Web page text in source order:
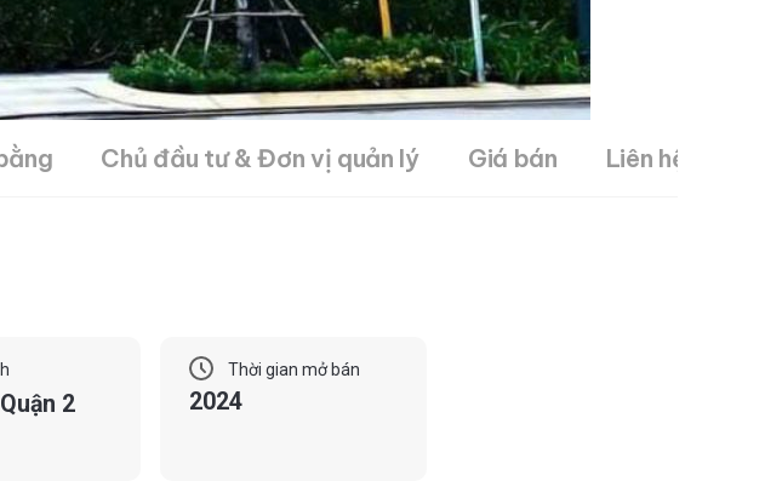
Chủ đầu tư & Đơn vị quản lý Giá bán Liên hệ
2
Thời gian mở bán
2024